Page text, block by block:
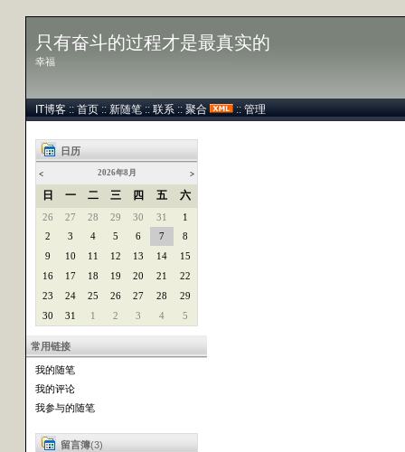
只有奋斗的过程才是最真实的
幸福
IT博客 :: 首页 :: 新随笔 :: 联系 :: 聚合 :: 管理
日历
< 2026年8月 >
日 一 二 三 四 五 六
26 27 28 29 30 31
1
2
3 4 5 6 7
8
9
10 11 12 13 14
15
16
17 18 19 20 21
22
23
24 25 26 27 28
29
30
31 1 2 3 4 5
常用链接
我的随笔
我的评论
我参与的随笔
留言簿(3)